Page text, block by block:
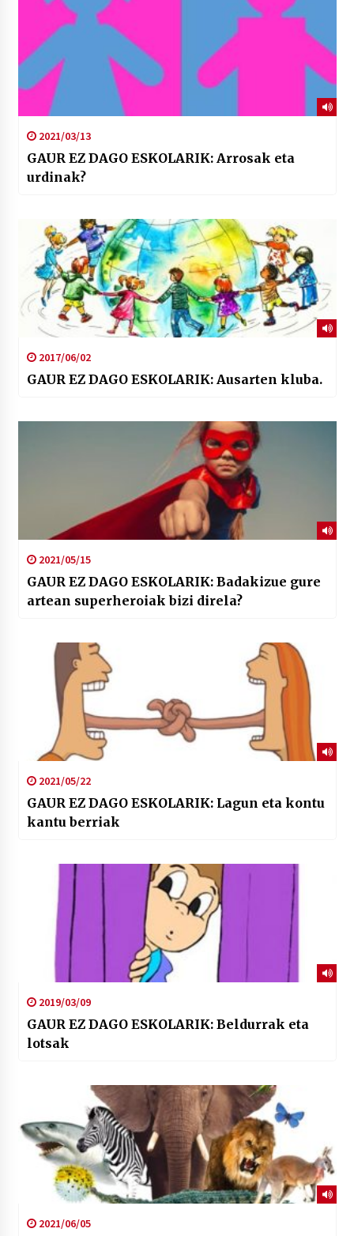
2021/03/13
GAUR EZ DAGO ESKOLARIK: Arrosak eta
urdinak?
2017/06/02
GAUR EZ DAGO ESKOLARIK: Ausarten kluba.
2021/05/15
GAUR EZ DAGO ESKOLARIK: Badakizue gure
artean superheroiak bizi direla?
2021/05/22
GAUR EZ DAGO ESKOLARIK: Lagun eta kontu
kantu berriak
2019/03/09
GAUR EZ DAGO ESKOLARIK: Beldurrak eta
lotsak
2021/06/05